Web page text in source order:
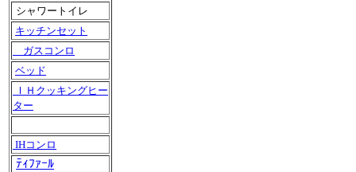
シャワートイレ
キッチンセット
ガスコンロ
ベッド
ＩＨクッキングヒー
ター
IHコンロ
ﾃｨﾌｧｰﾙ